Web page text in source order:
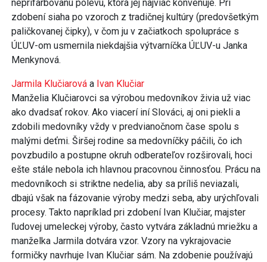
neprifarbovanú polevu, ktorá jej najviac konvenuje. Pri
zdobení siaha po vzoroch z tradičnej kultúry (predovšetkým
paličkovanej čipky), v čom ju v začiatkoch spolupráce s
ÚĽUV-om usmernila niekdajšia výtvarníčka ÚĽUV-u Janka
Menkynová.
Jarmila Klučiarová a Ivan Klučiar
Manželia Klučiarovci sa výrobou medovníkov živia už viac
ako dvadsať rokov. Ako viacerí iní Slováci, aj oni piekli a
zdobili medovníky vždy v predvianočnom čase spolu s
malými deťmi. Širšej rodine sa medovníčky páčili, čo ich
povzbudilo a postupne okruh odberateľov rozširovali, hoci
ešte stále nebola ich hlavnou pracovnou činnosťou. Prácu na
medovníkoch si striktne nedelia, aby sa príliš neviazali,
dbajú však na fázovanie výroby medzi seba, aby urýchľovali
procesy. Takto napríklad pri zdobení Ivan Klučiar, majster
ľudovej umeleckej výroby, často vytvára základnú mriežku a
manželka Jarmila dotvára vzor. Vzory na vykrajovacie
formičky navrhuje Ivan Klučiar sám. Na zdobenie používajú